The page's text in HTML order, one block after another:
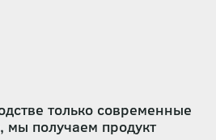
только современные
мы получаем продукт